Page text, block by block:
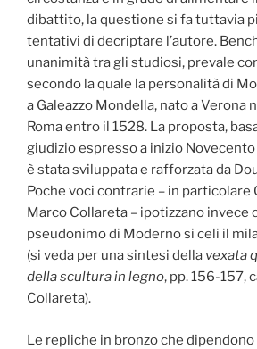
dibattito, la questione si fa tuttavia
tentativi di decriptare l’autore.
unanimità tra gli studiosi, prevale
secondo la quale la personalità di
a Galeazzo Mondella, nato a Verona
Roma entro il 1528. La proposta,
giudizio espresso a inizio
è stata sviluppata e rafforzata da
Poche voci contrarie – in particolare
Marco Collareta – ipotizzano invece
pseudonimo di Moderno si celi il
(si veda per una sintesi della vexata
della scultura in legno, pp. 156-157,
Collareta).
Le repliche in bronzo che